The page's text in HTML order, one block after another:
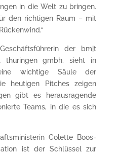
in die Welt zu bringen.
den richtigen Raum – mit
der bm|t
thüringen gmbh, sieht in
wichtige Säule der
heutigen Pitches zeigen
gibt es herausragende
Teams, in die es sich
Colette Boos-
ist der Schlüssel zur